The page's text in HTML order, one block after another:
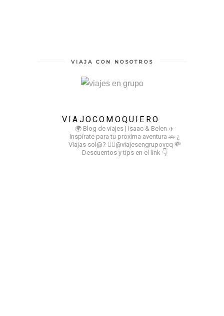
VIAJA CON NOSOTROS
VIAJOCOMOQUIERO
🌍 Blog de viajes | Isaac & Belen ✈️
Inspírate para tu proxima aventura 🚗 ¿
Viajas sol@? 👉🏻@viajesengrupovcq 💸
Descuentos y tips en el link 👇